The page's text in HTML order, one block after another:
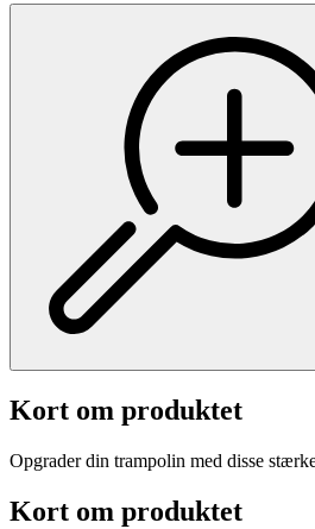
Kort om produktet
Opgrader din trampolin med disse
Kort om produktet